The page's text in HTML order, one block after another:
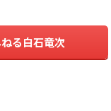
る白石竜次